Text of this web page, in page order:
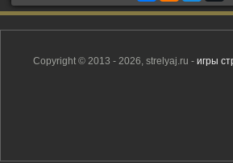
Copyright © 2013 - 2026, strelyaj.ru - игры